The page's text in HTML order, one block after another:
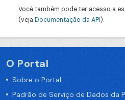
Você também pode ter acesso a
(veja Documentação da API).
O Portal
Sobre o Portal
Padrão de Serviço de Dados da